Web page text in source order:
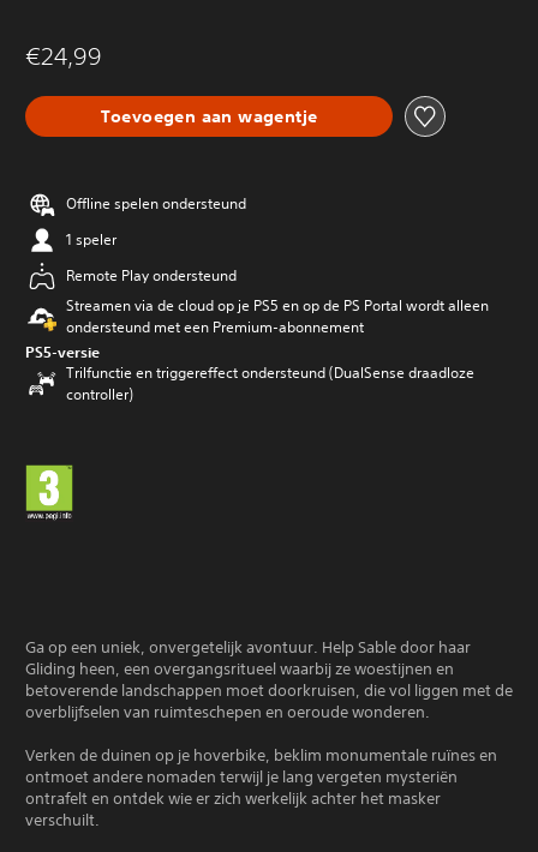
€24,99
Toevoegen aan wagentje
Offline spelen ondersteund
1 speler
Remote Play ondersteund
Streamen via de cloud op je PS5 en op de PS Portal wordt alleen
ondersteund met een Premium-abonnement
PS5-versie
Trilfunctie en triggereffect ondersteund (DualSense draadloze
controller)
Ga op een uniek, onvergetelijk avontuur. Help Sable door haar
Gliding heen, een overgangsritueel waarbij ze woestijnen en
betoverende landschappen moet doorkruisen, die vol liggen met de
overblijfselen van ruimteschepen en oeroude wonderen.
Verken de duinen op je hoverbike, beklim monumentale ruïnes en
ontmoet andere nomaden terwijl je lang vergeten mysteriën
ontrafelt en ontdek wie er zich werkelijk achter het masker
verschuilt.